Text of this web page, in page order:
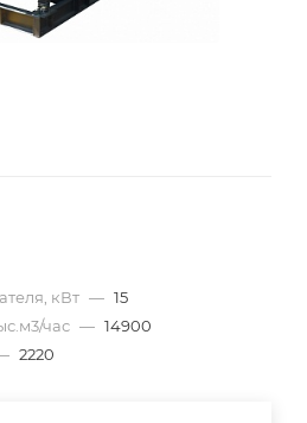
кВт — 15
час — 14900
2220